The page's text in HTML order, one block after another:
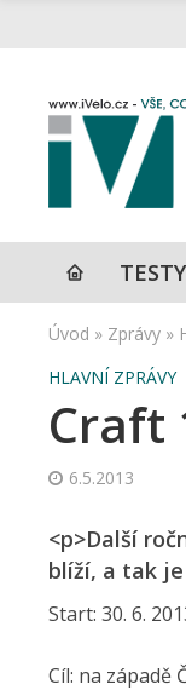
TESTY
Úvod » Zprávy »
HLAVNÍ ZPRÁVY
Craft
6.5.2013
<p>Další
blíží, a tak
Start: 30. 6.
Cíl: na západě